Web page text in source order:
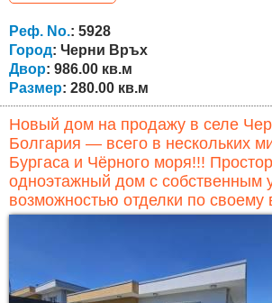
и моря. Дом расположен на самостоятельном участке
площадью 986 кв.м и спроектирован с современной
архитектурой, удобной...
Реф. No.: 5928
Город: Черни Връх
Двор: 986.00 кв.м
Размер: 280.00 кв.м
Новый дом на продажу в селе
Болгария — всего в нескольких
Бургаса и Чёрного моря!!!
одноэтажный дом с собственным
возможностью отделки по своему